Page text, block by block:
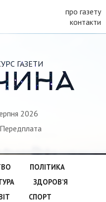
про газету
контакти
ГАЗЕТИ
2026
Передплата
ПОЛІТИКА
ЗДОРОВ’Я
СПОРТ